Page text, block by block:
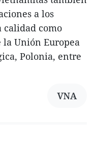
a los
calidad como
la Unión Europea
Polonia, entre
VNA